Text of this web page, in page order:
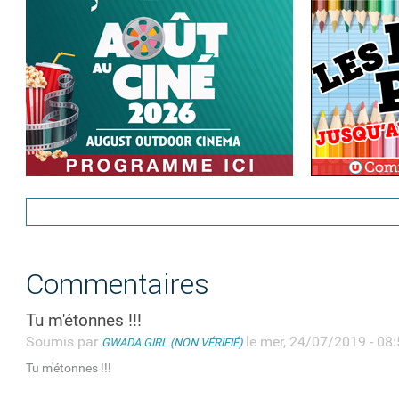
Commentaires
Tu m'étonnes !!!
Soumis par GWADA GIRL (NON VÉRIFIÉ)le mer, 24/07/2019 -
Tu m'étonnes !!!